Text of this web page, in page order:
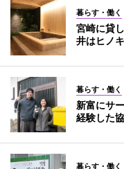
暮らす・働く
宮崎に貸
井はヒノ
暮らす・働く
新富にサ
経験した
暮らす・働く